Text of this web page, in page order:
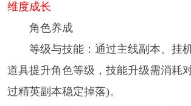
维度成长
角色养成
等级与技能：通过主线副本、挂
道具提升角色等级，技能升级需消耗
过精英副本稳定掉落)。